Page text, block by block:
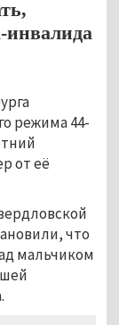
инвалида
режима 44-
от её
что
мальчиком